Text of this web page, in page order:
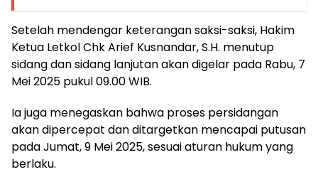
Setelah mendengar keterangan saksi-saksi, Hakim
Ketua Letkol Chk Arief Kusnandar, S.H. menutup
sidang dan sidang lanjutan akan digelar pada Rabu, 7
Mei 2025 pukul 09.00 WIB.
Ia juga menegaskan bahwa proses persidangan
akan dipercepat dan ditargetkan mencapai putusan
pada Jumat, 9 Mei 2025, sesuai aturan hukum yang
berlaku.